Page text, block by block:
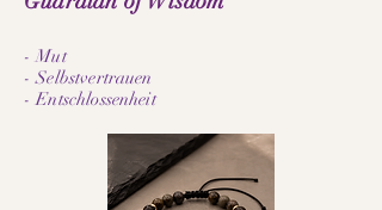
- Mut
- Selbstvertrauen
- Entschlossenheit